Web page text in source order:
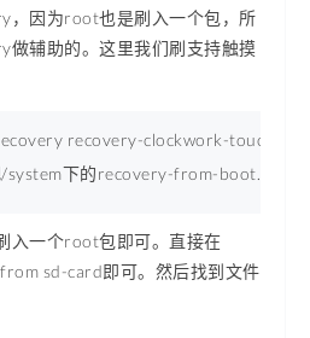
，因为root也是刷入一个包，所
做辅助的。这里我们刷支持触摸
recovery-clockwork-touch-
system下的recovery-from-boot.p删
入一个root包即可。直接在
sd-card即可。然后找到文件